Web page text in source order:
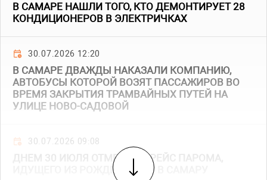
В САМАРЕ НАШЛИ ТОГО, КТО ДЕМОНТИРУЕТ 28
КОНДИЦИОНЕРОВ В ЭЛЕКТРИЧКАХ
30.07.2026 12:20
В САМАРЕ ДВАЖДЫ НАКАЗАЛИ КОМПАНИЮ,
АВТОБУСЫ КОТОРОЙ ВОЗЯТ ПАССАЖИРОВ ВО
ВРЕМЯ ЗАКРЫТИЯ ТРАМВАЙНЫХ ПУТЕЙ НА
УЛИЦЕ НОВО-САДОВОЙ
30.07.2026 09:08
ДНЕМ 30 ИЮЛЯ ОТМЕНИЛИ РЕЙС ПАРОМА,
ИДУЩЕГО ИЗ РОЖДЕСТВЕНО В САМАРУ